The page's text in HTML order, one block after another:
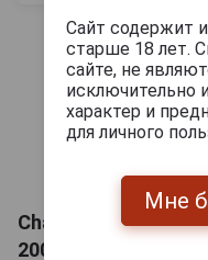
Chateau La Lagune
2004 Вино Шато Ля
Сайт содержит
старше 18 лет.
сайте, не
исключительно
характер и
для личного
Мне